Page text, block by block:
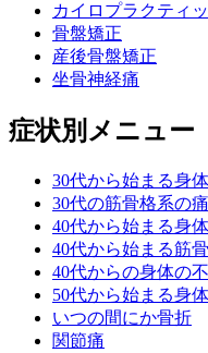
カイロプラクティ
骨盤矯正
産後骨盤矯正
坐骨神経痛
症状別メニュー
30代から始まる身
30代の筋骨格系の
40代から始まる身
40代から始まる筋
40代からの身体の
50代から始まる身
いつの間にか骨折
関節痛